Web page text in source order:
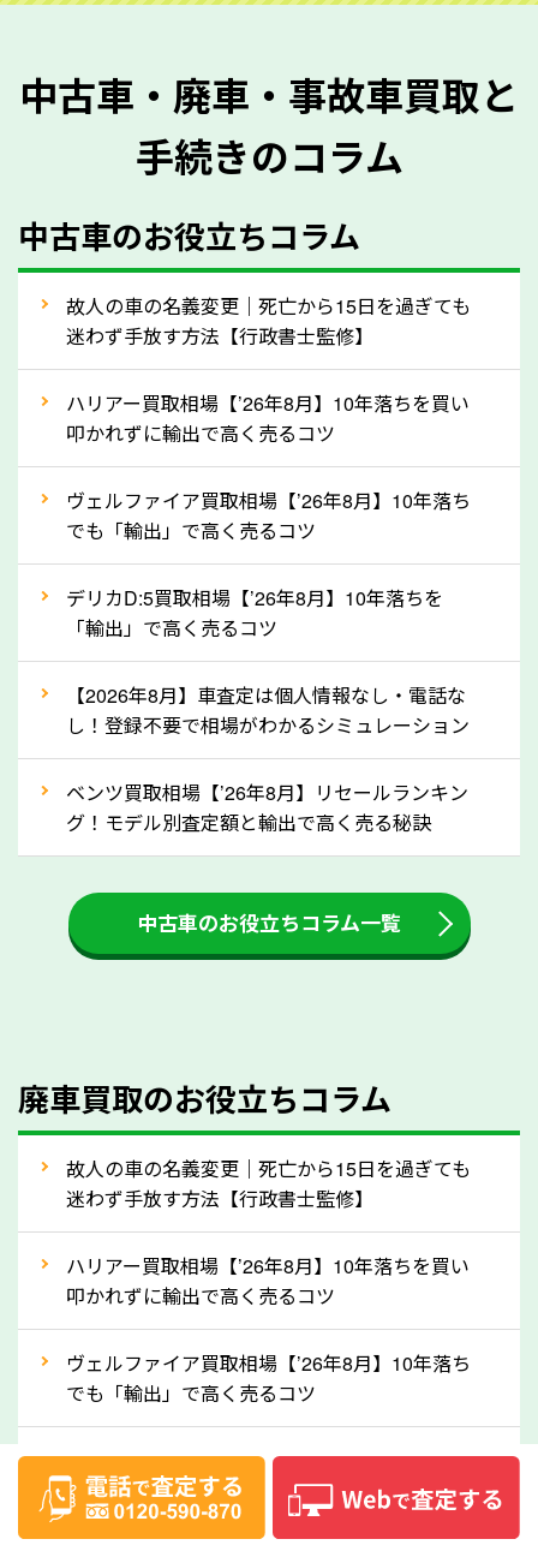
質問させていただく内容は以下の通りとなります。
メーカー／車種
型式／グレード
走行距離（例：約〇万キロ）
車検の満了日
内装や外装の状態
定を行い高価買取価格をつけやすくなります。
ってきます！
自動車税の還付金は、先に年払いしていた自動車税が
月割りで返還されるものです。ですから、自動車税の
還付金は早めに売却するほど多く還付されます。不要
な車は早めに廃車手続きをしたほうが良いでしょう。
③自動車税の還付金の扱いについて確認し
ましょう！
車を廃車にすると、自動車税の還付金を受け取ること
ができる場合があります。廃車買取業者の中には、還
付金をお客様に返還しない業者もあります。廃車査定
をする際には、自動車税の還付金の返還があるかどう
かを確認するようにしてください。岐阜県のソコカラ
人気の車種は廃車の状態でも、高価買取が可能です。
産車は高く買取が可能です。「廃車＝買取できない」
なら廃車の車も適正価格で買取できます。他社で買取
拒否となった車も価格がつく可能性があるので、諦め
ずに岐阜県の「ソコカラ」にご相談ください。古い車
でも高価買取が可能なケースは珍しくないため、まず
はWebで簡単にできる無料査定をお試しください。
実績」で確認できます。
⑤車内の簡単な清掃で買取価格アップも！
中古車・廃車・事故車買取と
手続きのコラム
中古車のお役立ちコラム
故人の車の名義変更｜死亡から15日を過ぎても
迷わず手放す方法【行政書士監修】
ハリアー買取相場【’26年8月】10年落ちを買い
叩かれずに輸出で高く売るコツ
ヴェルファイア買取相場【’26年8月】10年落ち
でも「輸出」で高く売るコツ
デリカD:5買取相場【’26年8月】10年落ちを
「輸出」で高く売るコツ
【2026年8月】車査定は個人情報なし・電話な
し！登録不要で相場がわかるシミュレーション
ベンツ買取相場【’26年8月】リセールランキン
グ！モデル別査定額と輸出で高く売る秘訣
中古車のお役立ちコラム一覧
廃車買取のお役立ちコラム
故人の車の名義変更｜死亡から15日を過ぎても
迷わず手放す方法【行政書士監修】
ハリアー買取相場【’26年8月】10年落ちを買い
叩かれずに輸出で高く売るコツ
ヴェルファイア買取相場【’26年8月】10年落ち
でも「輸出」で高く売るコツ
デリカD:5買取相場【’26年8月】10年落ちを
「輸出」で高く売るコツ